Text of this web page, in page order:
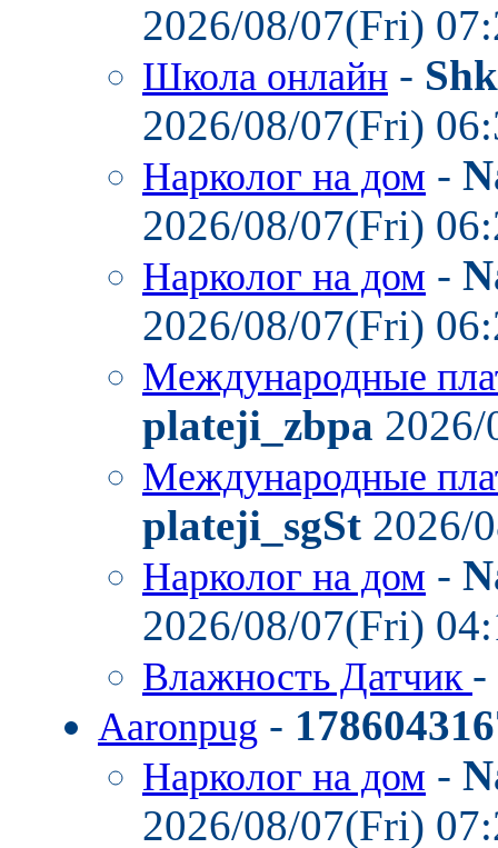
2026/08/07(Fri)
Школа онлайн -
2026/08/07(Fri)
Нарколог на дом -
2026/08/07(Fri)
Нарколог на дом -
2026/08/07(Fri)
Международные
plateji_zbpa
Международные
plateji_sgSt 2026/
Нарколог на дом -
2026/08/07(Fri)
Влажность Датчик -
Aaronpug -
Нарколог на дом -
2026/08/07(Fri)